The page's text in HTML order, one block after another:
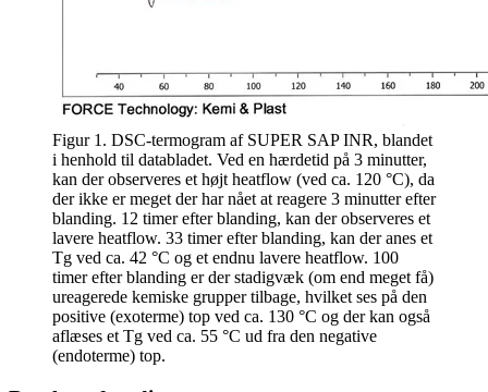
Figur 1. DSC-termogram af SUPER SAP INR, blandet
i henhold til databladet. Ved en hærdetid på 3 minutter,
kan der observeres et højt heatflow (ved ca. 120 °C), da
der ikke er meget der har nået at reagere 3 minutter efter
blanding. 12 timer efter blanding, kan der observeres et
lavere heatflow. 33 timer efter blanding, kan der anes et
Tg ved ca. 42 °C og et endnu lavere heatflow. 100
timer efter blanding er der stadigvæk (om end meget få)
ureagerede kemiske grupper tilbage, hvilket ses på den
positive (exoterme) top ved ca. 130 °C og der kan også
aflæses et Tg ved ca. 55 °C ud fra den negative
(endoterme) top.